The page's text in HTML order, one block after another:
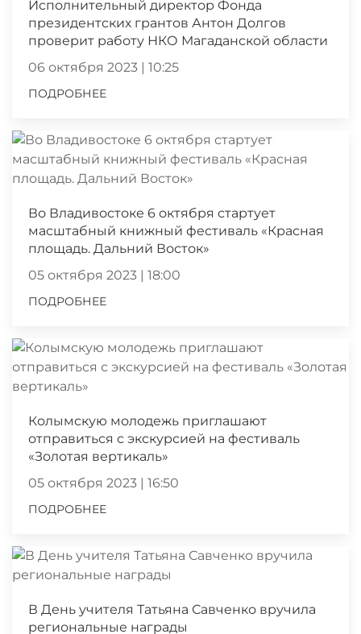
Исполнительный директор Фонда
президентских грантов Антон Долгов
проверит работу НКО Магаданской области
06 октября 2023 | 10:25
ПОДРОБНЕЕ
Во Владивостоке 6 октября стартует
масштабный книжный фестиваль «Красная
площадь. Дальний Восток»
05 октября 2023 | 18:00
ПОДРОБНЕЕ
Колымскую молодежь приглашают
отправиться с экскурсией на фестиваль
«Золотая вертикаль»
05 октября 2023 | 16:50
ПОДРОБНЕЕ
В День учителя Татьяна Савченко вручила
региональные награды